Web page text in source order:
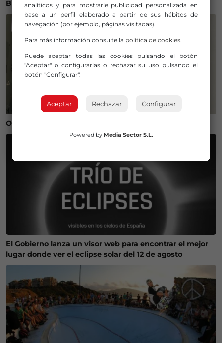
Bilbao
Operación salida para Andoni Gorosabel
El Gobierno lanza un visor web para encontrar el mejor
lugar donde ver el eclipse solar del 12 de agosto
analíticos y para mostrarle publicidad personalizada en
base a un perfil elaborado a partir de sus hábitos de
navegación (por ejemplo, páginas visitadas).
Para más información consulte la política de cookies.
Puede aceptar todas las cookies pulsando el botón
"Aceptar" o configurarlas o rechazar su uso pulsando el
botón "Configurar".
Aceptar Rechazar Configurar
Powered by Media Sector S.L.